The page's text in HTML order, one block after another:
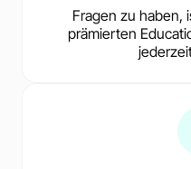
Fragen zu haben,
prämierten